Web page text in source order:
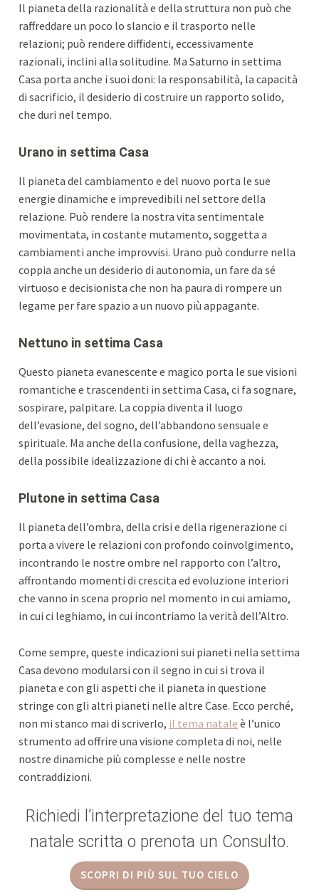
Il pianeta della razionalità e della struttura non può che
raffreddare un poco lo slancio e il trasporto nelle
relazioni; può rendere diffidenti, eccessivamente
razionali, inclini alla solitudine. Ma Saturno in settima
Casa porta anche i suoi doni: la responsabilità, la capacità
di sacrificio, il desiderio di costruire un rapporto solido,
che duri nel tempo.
Urano in settima Casa
Il pianeta del cambiamento e del nuovo porta le sue
energie dinamiche e imprevedibili nel settore della
relazione. Può rendere la nostra vita sentimentale
movimentata, in costante mutamento, soggetta a
cambiamenti anche improvvisi. Urano può condurre nella
coppia anche un desiderio di autonomia, un fare da sé
virtuoso e decisionista che non ha paura di rompere un
legame per fare spazio a un nuovo più appagante.
Nettuno in settima Casa
Questo pianeta evanescente e magico porta le sue visioni
romantiche e trascendenti in settima Casa, ci fa sognare,
sospirare, palpitare. La coppia diventa il luogo
dell’evasione, del sogno, dell’abbandono sensuale e
spirituale. Ma anche della confusione, della vaghezza,
della possibile idealizzazione di chi è accanto a noi.
Plutone in settima Casa
Il pianeta dell’ombra, della crisi e della rigenerazione ci
porta a vivere le relazioni con profondo coinvolgimento,
incontrando le nostre ombre nel rapporto con l’altro,
affrontando momenti di crescita ed evoluzione interiori
che vanno in scena proprio nel momento in cui amiamo,
in cui ci leghiamo, in cui incontriamo la verità dell’Altro.
Come sempre, queste indicazioni sui pianeti nella settima
Casa devono modularsi con il segno in cui si trova il
pianeta e con gli aspetti che il pianeta in questione
stringe con gli altri pianeti nelle altre Case. Ecco perché,
non mi stanco mai di scriverlo, il tema natale è l’unico
strumento ad offrire una visione completa di noi, nelle
nostre dinamiche più complesse e nelle nostre
contraddizioni.
Richiedi l’interpretazione del tuo tema
natale scritta o prenota un Consulto.
SCOPRI DI PIÙ SUL TUO CIELO